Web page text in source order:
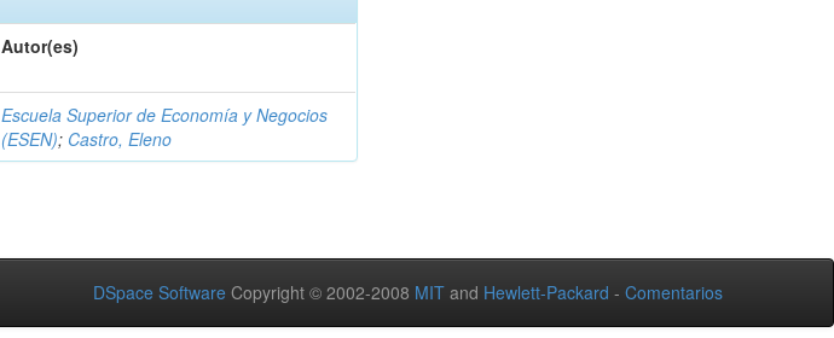
Autor(es)
Escuela Superior de Economía y Negocios
(ESEN); Castro, Eleno
DSpace Software Copyright © 2002-2008 MIT and Hewlett-Packard - Comentarios